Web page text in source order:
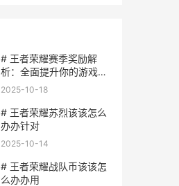
# 王者荣耀赛季奖励解
析：全面提升你的游戏体
验
2025-10-18
# 王者荣耀苏烈该该怎么
办办针对
2025-10-14
# 王者荣耀战队币该该怎
么办办用